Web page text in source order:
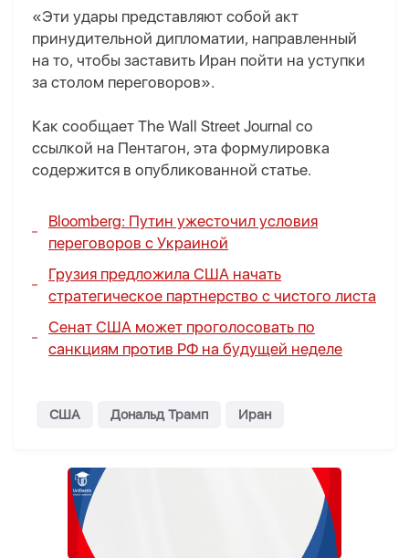
«Эти удары представляют собой акт
принудительной дипломатии, направленный
на то, чтобы заставить Иран пойти на уступки
за столом переговоров».
Как сообщает The Wall Street Journal со
ссылкой на Пентагон, эта формулировка
содержится в опубликованной статье.
Bloomberg: Путин ужесточил условия
переговоров с Украиной
Грузия предложила США начать
стратегическое партнерство с чистого листа
Сенат США может проголосовать по
санкциям против РФ на будущей неделе
США Дональд Трамп Иран